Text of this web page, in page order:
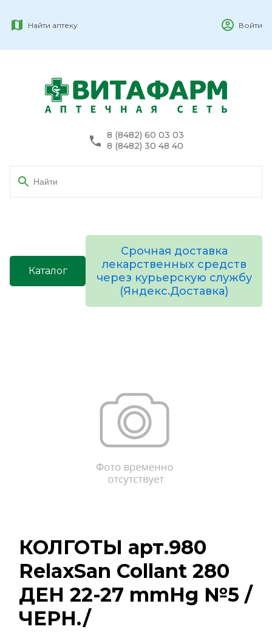
Найти аптеку Войти
8 (8482) 60 03 03
8 (8482) 30 48 40
Каталог
Срочная доставка
лекарственных средств
через курьерскую службу
(Яндекс.Доставка)
КОЛГОТЫ арт.980
RelaxSan Collant 280
ДЕН 22-27 mmHg №5 /
ЧЕРН./